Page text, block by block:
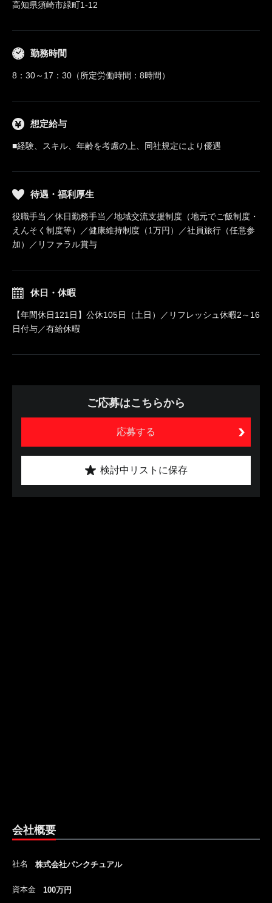
高知県須崎市緑町1-12
勤務時間
8：30～17：30（所定労働時間：8時間）
想定給与
■経験、スキル、年齢を考慮の上、同社規定により優遇
待遇・福利厚生
役職手当／休日勤務手当／地域交流支援制度（地元でご飯制度・
えんそく制度等）／健康維持制度（1万円）／社員旅行（任意参
加）／リファラル賞与
休日・休暇
【年間休日121日】公休105日（土日）／リフレッシュ休暇2～16
日付与／有給休暇
ご応募はこちらから
応募する
検討中リストに保存
会社概要
社名 株式会社パンクチュアル
資本金 100万円